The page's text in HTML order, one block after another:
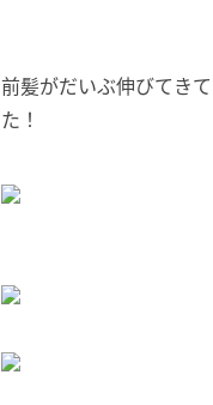
前髪がだいぶ伸びてき
た！